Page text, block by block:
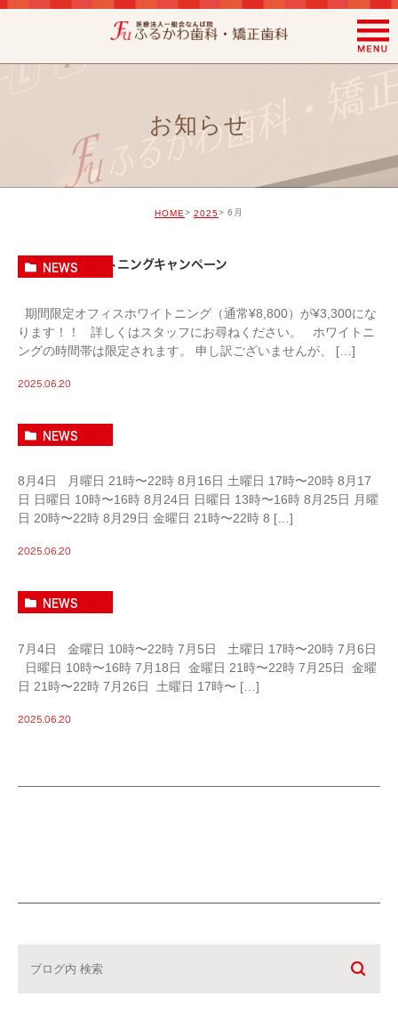
お知らせ
HOME 2025 6月
NEWS
オフィスホワイトニングキャンペーン
期間限定オフィスホワイトニング（通常¥8,800）が¥3,300にな
ります！！ 詳しくはスタッフにお尋ねください。 ホワイトニ
ングの時間帯は限定されます。 申し訳ございませんが、 […]
2025.06.20
NEWS
8月の矯正予約
8月4日 月曜日 21時〜22時 8月16日 土曜日 17時〜20時 8月17
日 日曜日 10時〜16時 8月24日 日曜日 13時〜16時 8月25日 月曜
日 20時〜22時 8月29日 金曜日 21時〜22時 8 […]
2025.06.20
NEWS
7月の矯正予約
7月4日 金曜日 10時〜22時 7月5日 土曜日 17時〜20時 7月6日
日曜日 10時〜16時 7月18日 金曜日 21時〜22時 7月25日 金曜
日 21時〜22時 7月26日 土曜日 17時〜 […]
2025.06.20